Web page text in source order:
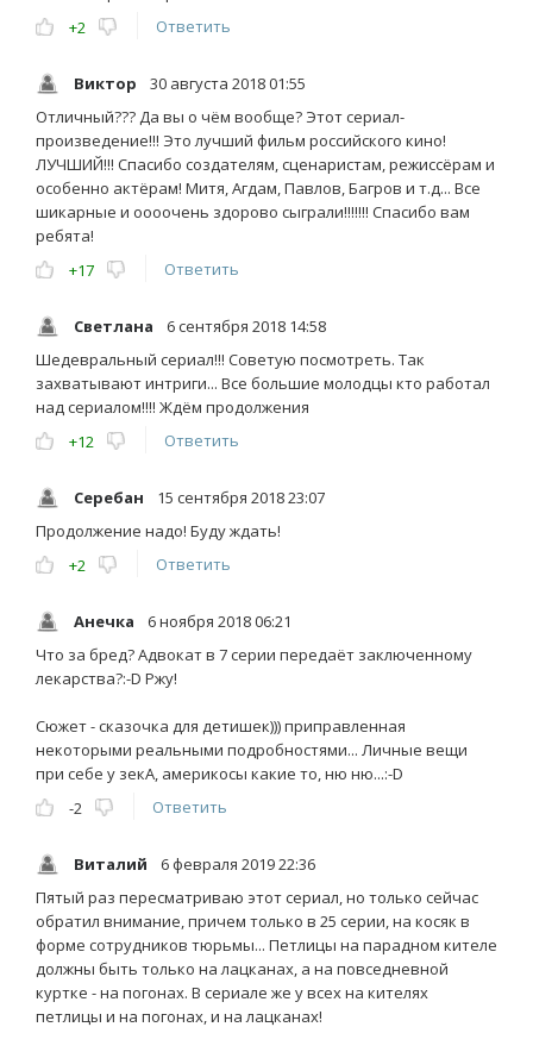
+2
Ответить
Виктор
30 августа 2018 01:55
Отличный??? Да вы о чём вообще? Этот сериал-
произведение!!! Это лучший фильм российского кино!
ЛУЧШИЙ!!! Спасибо создателям, сценаристам, режиссёрам и
особенно актёрам! Митя, Агдам, Павлов, Багров и т.д... Все
шикарные и оооочень здорово сыграли!!!!!!! Спасибо вам
ребята!
+17
Ответить
Светлана
6 сентября 2018 14:58
Шедевральный сериал!!! Советую посмотреть. Так
захватывают интриги... Все большие молодцы кто работал
над сериалом!!!! Ждём продолжения
+12
Ответить
Серебан
15 сентября 2018 23:07
Продолжение надо! Буду ждать!
+2
Ответить
Анечка
6 ноября 2018 06:21
Что за бред? Адвокат в 7 серии передаёт заключенному
лекарства?:-D Ржу!
Сюжет - сказочка для детишек))) приправленная
некоторыми реальными подробностями... Личные вещи
при себе у зекА, америкосы какие то, ню ню...:-D
-2
Ответить
Виталий
6 февраля 2019 22:36
Пятый раз пересматриваю этот сериал, но только сейчас
обратил внимание, причем только в 25 серии, на косяк в
форме сотрудников тюрьмы... Петлицы на парадном кителе
должны быть только на лацканах, а на повседневной
куртке - на погонах. В сериале же у всех на кителях
петлицы и на погонах, и на лацканах!